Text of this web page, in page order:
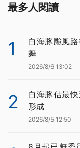
最多人閱讀
1
白海豚颱風
舞
2026/8/6 13:02
2
白海豚估最
形成
2026/8/5 12:50